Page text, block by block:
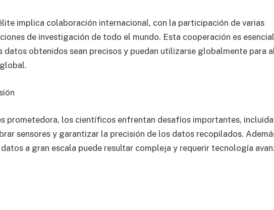
implica colaboración internacional, con la participación de varias
de investigación de todo el mundo. Esta cooperación es
datos obtenidos sean precisos y puedan utilizarse globalmente para
prometedora, los científicos enfrentan desafíos importantes,
sensores y garantizar la precisión de los datos recopilados.
a gran escala puede resultar compleja y requerir tecnología